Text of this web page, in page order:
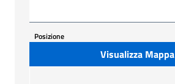
Posizione
Visualizza Mappa